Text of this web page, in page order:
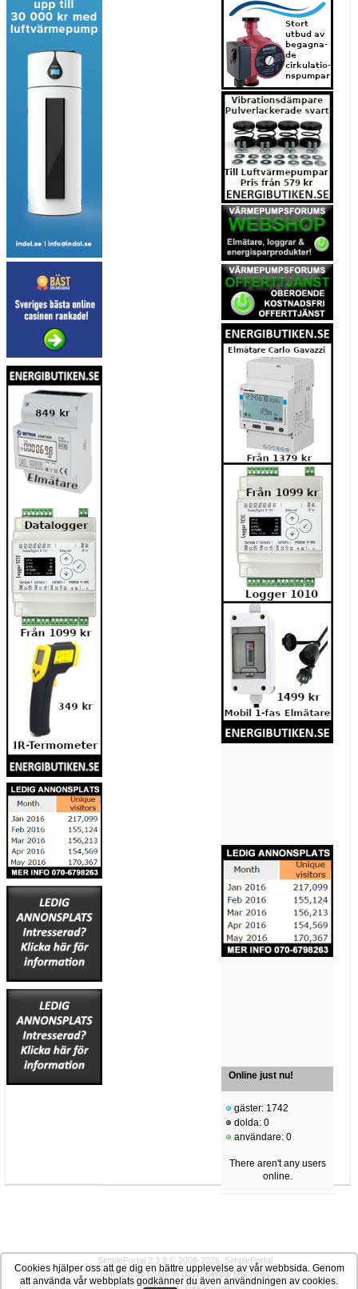
Online just nu!
gäster: 1742
dolda: 0
användare: 0
There aren't any users
online.
SimplePortal 2.3.8 © 2008-2026, SimplePortal
SMF 2.0.19|SMF © 2017,Simple Machines
Cookies hjälper oss att ge dig en bättre upplevelse av vår webbsida. Genom
att använda vår webbplats godkänner du även användningen av cookies.